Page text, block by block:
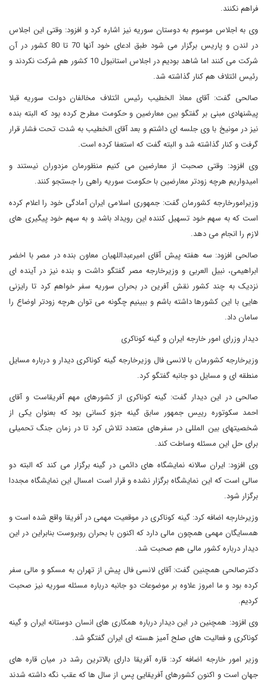
فراهم نکنند.
وی به اجلاس موسوم به دوستان سوریه نیز اشاره کرد و افزود: وقتی این اجلاس
در لندن و پاریس برگزار می شود طبق ادعای خود آنها 70 تا 80 کشور در آن
شرکت می کنند اما شاهد بودیم در اجلاس استانبول 10 کشور هم شرکت نکردند و
رئیس ائتلاف هم کنار گذاشته شد.
صالحی گفت: آقای معاذ الخطیب رئیس ائتلاف مخالفان دولت سوریه قبلا
پیشنهادی مبنی بر گفتگو بین معارضین و حکومت مطرح کرده بود که البته بنده
نیز در مونیخ با وی جلسه ای داشتم و بعد آقای الخطیب به شدت تحت فشار قرار
گرفت و کنار گذاشته شد و البته گفت که استعفا کرده است.
وی افزود: وقتی صحبت از معارضین می کنیم منظورمان مزدوران نیستند و
امیدواریم هرچه زودتر معارضین با حکومت سوریه راهی را جستجو کنند.
وزیرامورخارجه کشورمان گفت: جمهوری اسلامی ایران آمادگی خود را اعلام کرده
است که به سهم خود تسهیل کننده این رویداد باشد و به سهم خود پیگیری های
لازم را انجام می دهد.
صالحی افزود: سه هفته پیش آقای امیرعبداللهیان معاون بنده در مصر با اخضر
ابراهیمی، نبیل العربی و وزیرخارجه مصر گفتگو داشت و بنده نیز در آینده ای
نزدیک به چند کشور نقش آفرین در بحران سوریه سفر خواهم کرد تا رایزنی
هایی با این کشورها داشته باشم و ببینیم چگونه می توان هرچه زودتر اوضاع را
سامان داد.
دیدار وزرای امور خارجه ایران و گینه کوناکری
وزیرخارجه کشورمان با لانسی فال وزیرخارجه گینه کوناکری دیدار و درباره مسایل
منطقه ای و مسایل دو جانبه گفتگو کرد.
صالحی در این دیدار گفت: گینه کوناکری از کشورهای مهم آفریقاست و آقای
احمد سکوتوره رییس جمهور سابق گینه جزو کسانی بود که بعنوان یکی از
شخصیتهای بین المللی در سفرهای متعدد تلاش کرد تا در زمان جنگ تحمیلی
برای حل این مسئله وساطت کند.
وی افزود: ایران سالانه نمایشگاه های دائمی در گینه برگزار می کند که البته دو
سالی است که این نمایشگاه برگزار نشده و قرار است امسال این نمایشگاه مجددا
برگزار شود.
وزیرخارجه اضافه کرد: گینه کوناکری در موقعیت مهمی در آفریقا واقع شده است و
همسایگان مهمی همچون مالی دارد که اکنون با بحران روبروست بنابراین در این
دیدار درباره کشور مالی هم صحبت شد.
دکترصالحی همچنین گفت: آقای لانسی فال پیش از تهران به مسکو و مالی سفر
کرده بود و ما امروز علاوه بر موضوعات دو جانبه درباره مسئله سوریه نیز صحبت
کردیم.
وی افزود: همچنین در این دیدار درباره همکاری های انسان دوستانه ایران و گینه
کوناکری و فعالیت های صلح آمیز هسته ای ایران گفتگو شد.
وزیر امور خارجه اضافه کرد: قاره آفریقا دارای بالاترین رشد در میان قاره های
جهان است و اکنون کشورهای آفریقایی پس از سال ها که عقب نگه داشته شدند